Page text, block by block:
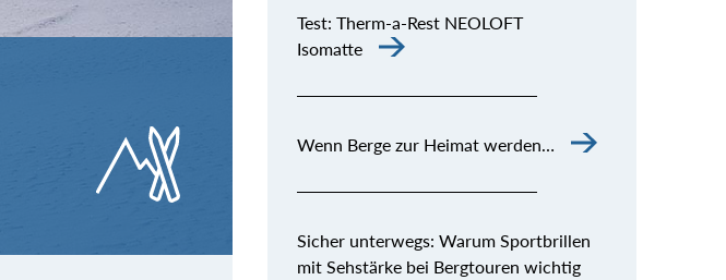
Test: Therm-a-Rest NEOLOFT
Isomatte
Wenn Berge zur Heimat werden…
Sicher unterwegs: Warum Sportbrillen
mit Sehstärke bei Bergtouren wichtig